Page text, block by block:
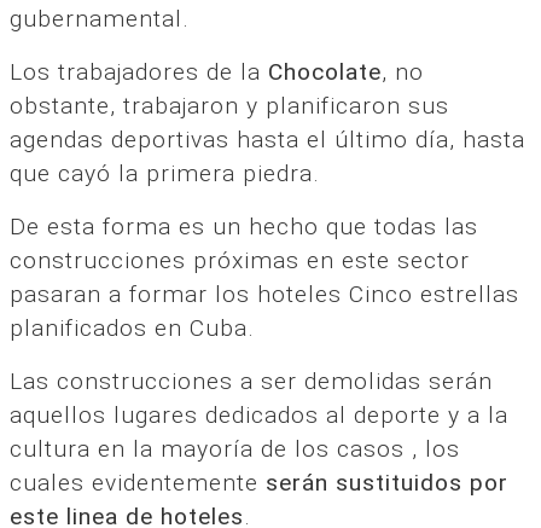
gubernamental.
Los trabajadores de la Chocolate, no
obstante, trabajaron y planificaron sus
agendas deportivas hasta el último día, hasta
que cayó la primera piedra.
De esta forma es un hecho que todas las
construcciones próximas en este sector
pasaran a formar los hoteles Cinco estrellas
planificados en Cuba.
Las construcciones a ser demolidas serán
aquellos lugares dedicados al deporte y a la
cultura en la mayoría de los casos , los
cuales evidentemente serán sustituidos por
este linea de hoteles.